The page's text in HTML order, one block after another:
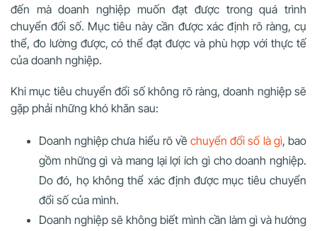
đến mà doanh nghiệp muốn đạt được trong quá trình
chuyển đổi số. Mục tiêu này cần được xác định rõ ràng, cụ
thể, đo lường được, có thể đạt được và phù hợp với thực tế
của doanh nghiệp.
Khi mục tiêu chuyển đổi số không rõ ràng, doanh nghiệp sẽ
gặp phải những khó khăn sau:
Doanh nghiệp chưa hiểu rõ vềchuyển đổi số là gì, bao
gồm những gì và mang lại lợi ích gì cho doanh nghiệp.
Do đó, họ không thể xác định được mục tiêu chuyển
đổi số của mình.
Doanh nghiệp sẽ không biết mình cần làm gì và hướng